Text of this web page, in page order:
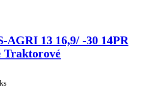
AGRI 13 16,9/ -30 14PR
Traktorové